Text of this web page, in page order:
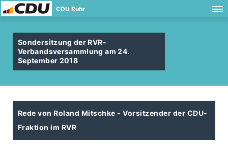
CDU Ruhr
Sondersitzung der RVR-
Verbandsversammlung am 24.
September 2018
Rede von Roland Mitschke - Vorsitzender der CDU-
Fraktion im RVR